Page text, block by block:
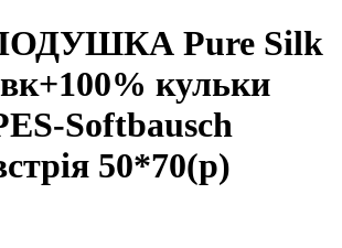
Pure Silk
кульки
Softbausch
50*70(р)